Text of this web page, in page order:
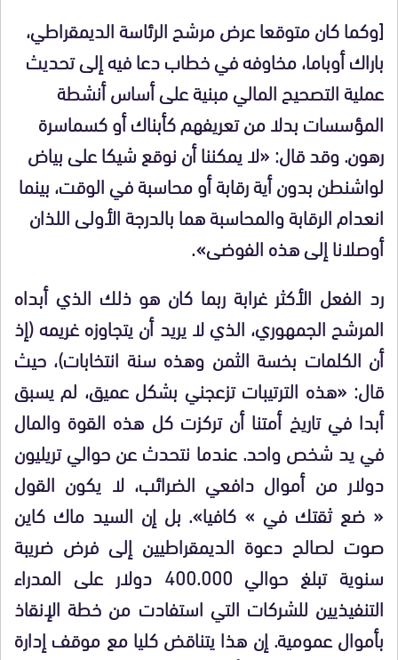
[وكما كان متوقعا عرض مرشح الرئاسة الديمقراطي،
باراك أوباما، مخاوفه في خطاب دعا فيه إلى تحديث
عملية التصحيح المالي مبنية على أساس أنشطة
المؤسسات بدلا من تعريفهم كأبناك أو كسماسرة
رهون. وقد قال: «لا يمكننا أن نوقع شيكا على بياض
لواشنطن بدون أية رقابة أو محاسبة في الوقت، بينما
انعدام الرقابة والمحاسبة هما بالدرجة الأولى اللذان
أوصلانا إلى هذه الفوضى».
رد الفعل الأكثر غرابة ربما كان هو ذلك الذي أبداه
المرشح الجمهوري، الذي لا يريد أن يتجاوزه غريمه (إذ
أن الكلمات بخسة الثمن وهذه سنة انتخابات)، حيث
قال: «هذه الترتيبات تزعجني بشكل عميق، لم يسبق
أبدا في تاريخ أمتنا أن تركزت كل هذه القوة والمال
في يد شخص واحد. عندما نتحدث عن حوالي تريليون
دولار من أموال دافعي الضرائب، لا يكون القول
« ضع ثقتك في » كافيا». بل إن السيد ماك كاين
صوت لصالح دعوة الديمقراطيين إلى فرض ضريبة
سنوية تبلغ حوالي 400.000 دولار على المدراء
التنفيذيين للشركات التي استفادت من خطة الإنقاذ
بأموال عمومية. إن هذا يتناقض كليا مع موقف إدارة